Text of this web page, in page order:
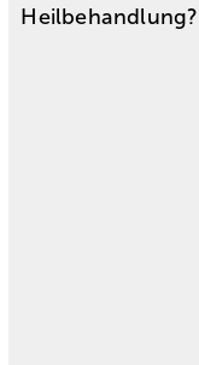
Heilbehandlung?